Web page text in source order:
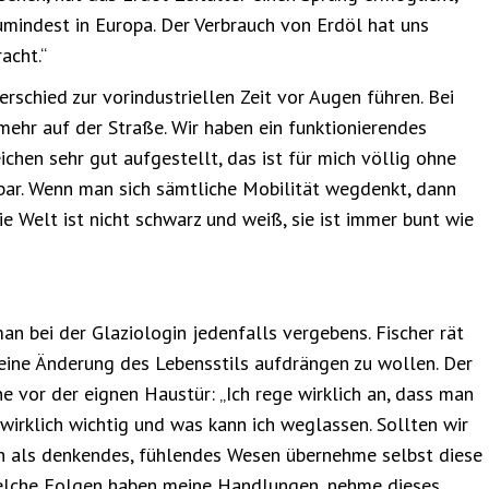
in Europa. Der Verbrauch von Erdöl hat uns
zur vorindustriellen Zeit vor Augen führen. Bei
auf der Straße. Wir haben ein funktionierendes
sehr gut aufgestellt, das ist für mich völlig ohne
Wenn man sich sämtliche Mobilität wegdenkt, dann
Welt ist nicht schwarz und weiß, sie ist immer bunt wie
bei der Glaziologin jedenfalls vergebens. Fischer rät
Änderung des Lebensstils aufdrängen zu wollen. Der
vor der eignen Haustür: „Ich rege wirklich an, dass man
wichtig und was kann ich weglassen. Sollten wir
denkendes, fühlendes Wesen übernehme selbst diese